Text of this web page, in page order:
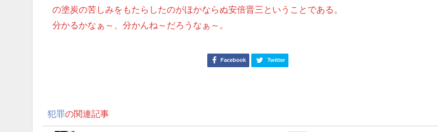
の塗炭の苦しみをもたらしたのがほかならぬ安倍晋三ということである。
分かるかなぁ～、分かんね～だろうなぁ～。
Facebook Twitter
犯罪の関連記事